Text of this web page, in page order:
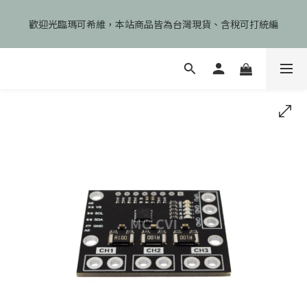
享99元免運卷！
歡迎光臨瑪可希維，本站商品皆為台灣現貨、含稅可打統編
🎉慶開幕🎉期間限定註冊會員即享199元免運、會員首次下單加碼